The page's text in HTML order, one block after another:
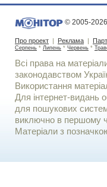
© 2005-2026
Про проект | Реклама |
Серпень * Липень * Червень *
Всі права на
законодавством
Використання
Для iнтернет-видань
для пошукових
виключно в першому
Матеріали з